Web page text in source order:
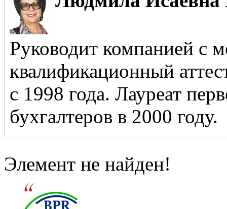
Руководит компанией с
квалификационный
с 1998 года. Лауреат
бухгалтеров в 2000 году.
Элемент не найден!